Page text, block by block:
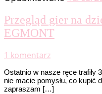
Przegląd gier na
EGMONT
1 komentarz
Ostatnio w nasze ręce trafiły
nie macie pomysłu, co kupić
zapraszam […]